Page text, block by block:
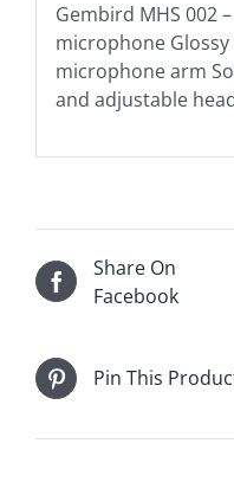
Gembird MHS 002
microphone
microphone arm
and adjustable
Share On
Facebook
Pin This